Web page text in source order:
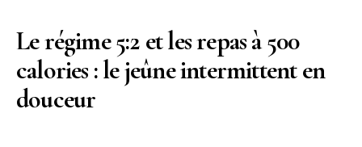
Le régime 5:2 et les repas à 500
calories : le jeûne intermittent en
douceur